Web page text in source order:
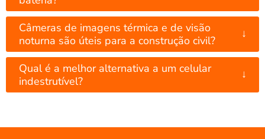
Câmeras de imagens térmica e de visão
noturna são úteis para a construção civil?
↓
Qual é a melhor alternativa a um celular
indestrutível?
↓